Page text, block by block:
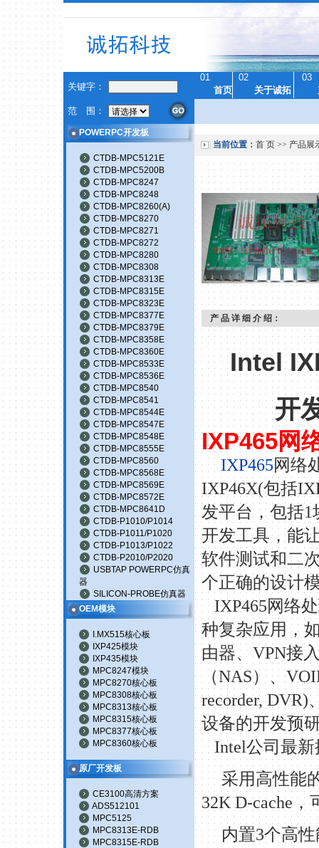
关键字：
范 围：
01 02
03
首页
关于诚拓
POWERPC开发板
CTDB-MPC5121E
CTDB-MPC5200B
CTDB-MPC8247
CTDB-MPC8248
CTDB-MPC8260(A)
CTDB-MPC8270
CTDB-MPC8271
CTDB-MPC8272
CTDB-MPC8280
CTDB-MPC8308
CTDB-MPC8313E
CTDB-MPC8315E
CTDB-MPC8323E
CTDB-MPC8377E
CTDB-MPC8379E
CTDB-MPC8358E
CTDB-MPC8360E
CTDB-MPC8533E
CTDB-MPC8536E
CTDB-MPC8540
CTDB-MPC8541
CTDB-MPC8544E
CTDB-MPC8547E
CTDB-MPC8548E
CTDB-MPC8555E
CTDB-MPC8560
CTDB-MPC8568E
CTDB-MPC8569E
CTDB-MPC8572E
CTDB-MPC8641D
CTDB-P1010/P1014
CTDB-P1011/P1020
CTDB-P1013/P1022
CTDB-P2010/P2020
USBTAP POWERPC仿真
器
SILICON-PROBE仿真器
OEM模块
I.MX515核心板
IXP425模块
IXP435模块
MPC8247模块
MPC8270核心板
MPC8308核心板
MPC8313核心板
MPC8315核心板
MPC8377核心板
MPC8360核心板
原厂开发板
CE3100高清方案
ADS512101
MPC5125
MPC8313E-RDB
MPC8315E-RDB
当前位置： 首 页>> 产品展
产 品 详 细 介 绍：
Intel
开
IXP465网
IXP465网络
IXP46X(包括
发平台，包括1
开发工具，能
软件测试和二
个正确的设计
IXP465网络
种复杂应用 ，
由器、 VPN接
（NAS）、
recorder, DVR)
设备的开发预
Intel公司最
采用高性能
32K D-cache，
内置3个高